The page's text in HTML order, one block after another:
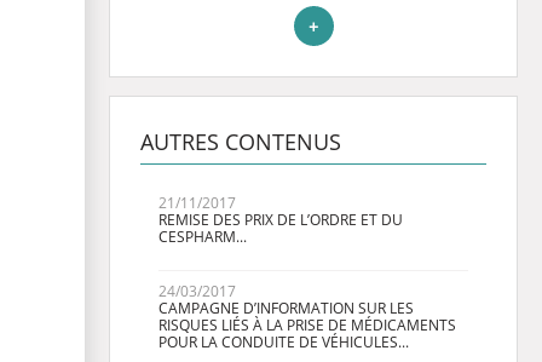
+
AUTRES CONTENUS
21/11/2017
REMISE DES PRIX DE L’ORDRE ET DU
CESPHARM...
24/03/2017
CAMPAGNE D’INFORMATION SUR LES
RISQUES LIÉS À LA PRISE DE MÉDICAMENTS
POUR LA CONDUITE DE VÉHICULES...